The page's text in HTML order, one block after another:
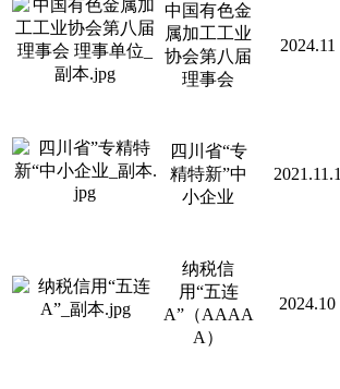
中国有色金
属加工工业
协会第八届
理事会
2024.11
四川省“专
精特新”中
小企业
2021.11.1
纳税信
用“五连
A”（AAAA
A）
2024.10